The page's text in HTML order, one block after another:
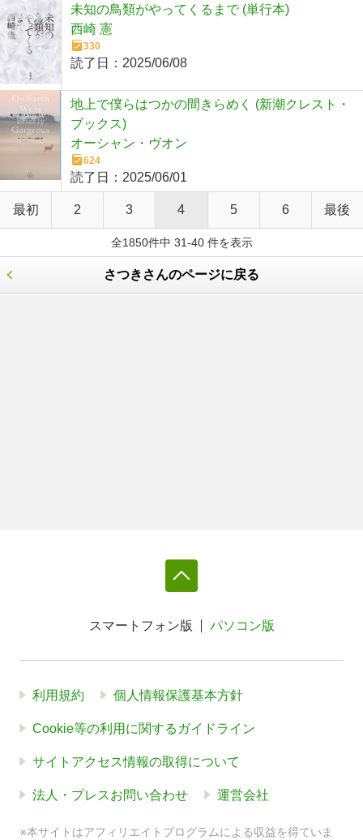
未知の鳥類がやってくるまで (単行本)
西崎 憲
330
読了日： 2025/06/08
地上で僕らはつかの間きらめく (新潮クレスト・
ブックス)
オーシャン・ヴオン
624
読了日： 2025/06/01
最初 2 3 4 5 6 最後
全1850件中 31-40 件を表示
さつきさんのページに戻る
スマートフォン版 パソコン版
利用規約 個人情報保護基本方針
Cookie等の利用に関するガイドライン
サイトアクセス情報の取得について
法人・プレスお問い合わせ 運営会社
※本サイトはアフィリエイトプログラムによる収益を得ていま